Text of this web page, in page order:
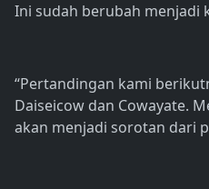
Ini sudah berubah menjadi
“Pertandingan kami
Daiseicow dan Cowayate.
akan menjadi sorotan dari